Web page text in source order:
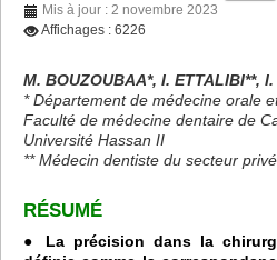
Mis à jour : 2 novembre 2023
Affichages : 6226
M. BOUZOUBAA*, I. ETTALIBI**, I.
* Département de médecine orale
Faculté de médecine dentaire de
Université Hassan II
** Médecin dentiste du secteur privé
RÉSUMÉ
● La précision dans la